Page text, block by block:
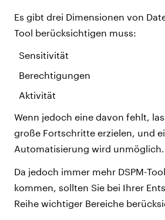
Es gibt drei Dimensionen von
Tool berücksichtigen muss:
Sensitivität
Berechtigungen
Aktivität
Wenn jedoch eine davon fehlt,
große Fortschritte erzielen, und
Automatisierung wird unmöglich.
Da jedoch immer mehr DSPM-
kommen, sollten Sie bei Ihrer
Reihe wichtiger Bereiche